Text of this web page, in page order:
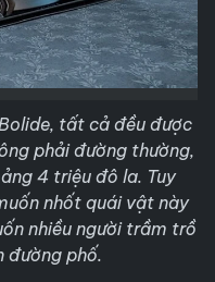
tất cả đều được
phải đường thường,
4 triệu đô la. Tuy
nhốt quái vật này
nhiều người trầm trồ
đường phố.